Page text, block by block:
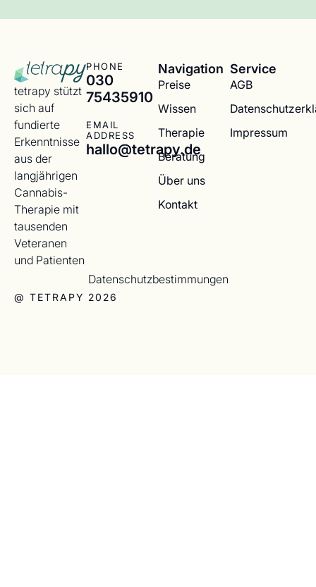
tetrapy stützt
sich auf
fundierte
Erkenntnisse
aus der
langjährigen
Cannabis-
Therapie mit
tausenden
Veteranen
und Patienten
PHONE
030
75435910
EMAIL
ADDRESS
hallo@tetrapy.de
Navigation
Preise
Wissen
Therapie
Beratung
Über uns
Kontakt
Service
AGB
Impressum
@ TETRAPY 2026
Datenschutzbestimmungen